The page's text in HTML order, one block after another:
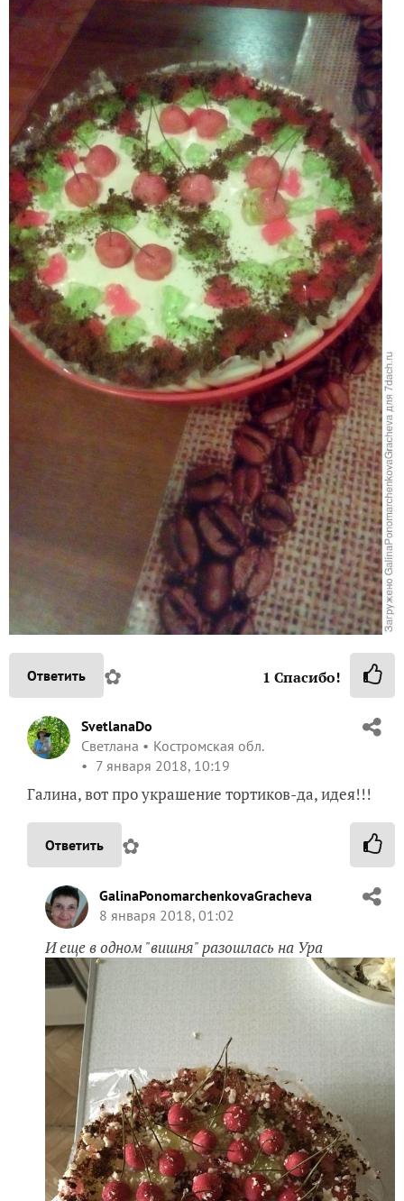
Ответить ✿ 1 Спасибо!
SvetlanaDo
Светлана
Костромская обл.
7 января 2018, 10:19
Галина, вот про украшение тортиков-да, идея!!!
Ответить ✿
GalinaPonomarchenkovaGracheva
8 января 2018, 01:02
И еще в одном "вишня" разошлась на Ура